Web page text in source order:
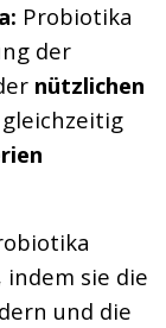
Probiotika
der
nützlichen
sie die
und die